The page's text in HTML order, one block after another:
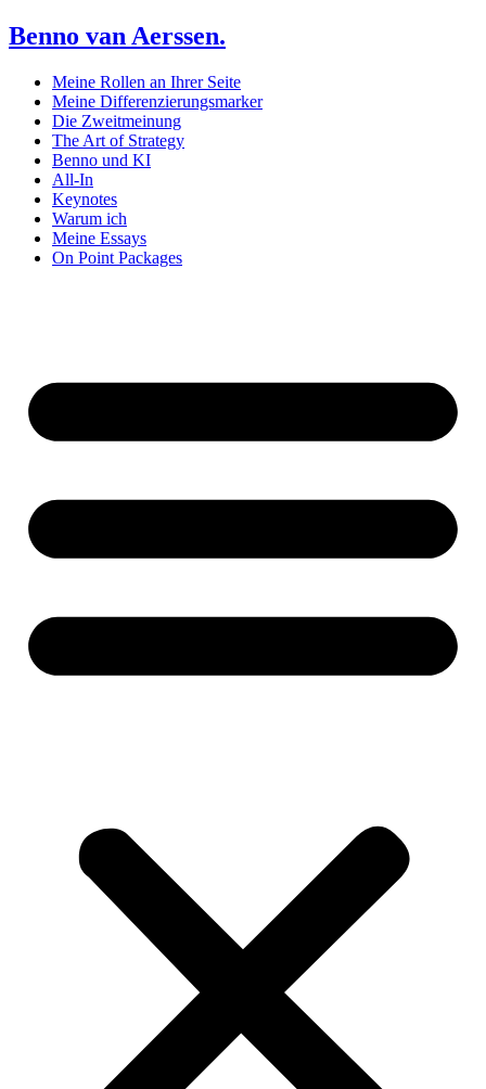
Benno van Aerssen.
Meine Rollen an Ihrer Seite
Meine Differenzierungsmarker
Die Zweitmeinung
The Art of Strategy
Benno und KI
All-In
Keynotes
Warum ich
Meine Essays
On Point Packages